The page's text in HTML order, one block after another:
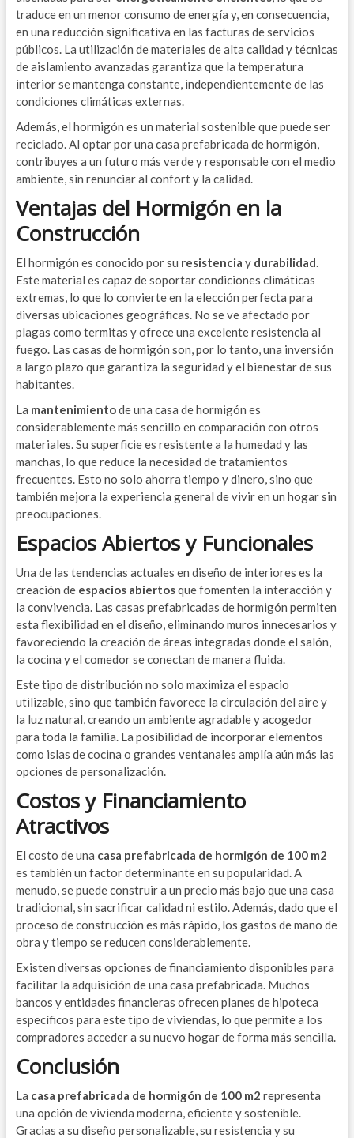
traduce en un menor consumo de energía y, en consecuencia,
en una reducción significativa en las facturas de servicios
públicos. La utilización de materiales de alta calidad y técnicas
de aislamiento avanzadas garantiza que la temperatura
interior se mantenga constante, independientemente de las
condiciones climáticas externas.
Además, el hormigón es un material sostenible que puede ser
reciclado. Al optar por una casa prefabricada de hormigón,
contribuyes a un futuro más verde y responsable con el medio
ambiente, sin renunciar al confort y la calidad.
Ventajas del Hormigón en la
Construcción
El hormigón es conocido por su resistencia y durabilidad.
Este material es capaz de soportar condiciones climáticas
extremas, lo que lo convierte en la elección perfecta para
diversas ubicaciones geográficas. No se ve afectado por
plagas como termitas y ofrece una excelente resistencia al
fuego. Las casas de hormigón son, por lo tanto, una inversión
a largo plazo que garantiza la seguridad y el bienestar de sus
habitantes.
La mantenimientode una casa de hormigón es
considerablemente más sencillo en comparación con otros
materiales. Su superficie es resistente a la humedad y las
manchas, lo que reduce la necesidad de tratamientos
frecuentes. Esto no solo ahorra tiempo y dinero, sino que
también mejora la experiencia general de vivir en un hogar sin
preocupaciones.
Espacios Abiertos y Funcionales
Una de las tendencias actuales en diseño de interiores es la
creación de espacios abiertosque fomenten la interacción y
la convivencia. Las casas prefabricadas de hormigón permiten
esta flexibilidad en el diseño, eliminando muros innecesarios y
favoreciendo la creación de áreas integradas donde el salón,
la cocina y el comedor se conectan de manera fluida.
Este tipo de distribución no solo maximiza el espacio
utilizable, sino que también favorece la circulación del aire y
la luz natural, creando un ambiente agradable y acogedor
para toda la familia. La posibilidad de incorporar elementos
como islas de cocina o grandes ventanales amplía aún más las
opciones de personalización.
Costos y Financiamiento
Atractivos
El costo de una casa prefabricada de hormigón de 100 m2
es también un factor determinante en su popularidad. A
menudo, se puede construir a un precio más bajo que una casa
tradicional, sin sacrificar calidad ni estilo. Además, dado que el
proceso de construcción es más rápido, los gastos de mano de
obra y tiempo se reducen considerablemente.
Existen diversas opciones de financiamiento disponibles para
facilitar la adquisición de una casa prefabricada. Muchos
bancos y entidades financieras ofrecen planes de hipoteca
específicos para este tipo de viviendas, lo que permite a los
compradores acceder a su nuevo hogar de forma más sencilla.
Conclusión
La casa prefabricada de hormigón de 100 m2 representa
una opción de vivienda moderna, eficiente y sostenible.
Gracias a su diseño personalizable, su resistencia y su